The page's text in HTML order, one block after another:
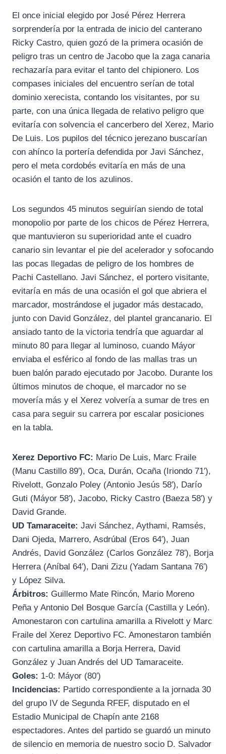
El once inicial elegido por José Pérez Herrera
sorprendería por la entrada de inicio del canterano
Ricky Castro, quien gozó de la primera ocasión de
peligro tras un centro de Jacobo que la zaga canaria
rechazaría para evitar el tanto del chipionero. Los
compases iniciales del encuentro serían de total
dominio xerecista, contando los visitantes, por su
parte, con una única llegada de relativo peligro que
evitaría con solvencia el cancerbero del Xerez, Mario
De Luis. Los pupilos del técnico jerezano buscarían
con ahínco la portería defendida por Javi Sánchez,
pero el meta cordobés evitaría en más de una
ocasión el tanto de los azulinos.
Los segundos 45 minutos seguirían siendo de total
monopolio por parte de los chicos de Pérez Herrera,
que mantuvieron su superioridad ante el cuadro
canario sin levantar el pie del acelerador y sofocando
las pocas llegadas de peligro de los hombres de
Pachi Castellano. Javi Sánchez, el portero visitante,
evitaría en más de una ocasión el gol que abriera el
marcador, mostrándose el jugador más destacado,
junto con David González, del plantel grancanario. El
ansiado tanto de la victoria tendría que aguardar al
minuto 80 para llegar al luminoso, cuando Máyor
enviaba el esférico al fondo de las mallas tras un
buen balón parado ejecutado por Jacobo. Durante los
últimos minutos de choque, el marcador no se
movería más y el Xerez volvería a sumar de tres en
casa para seguir su carrera por escalar posiciones
en la tabla.
Xerez Deportivo FC: Mario De Luis, Marc Fraile
(Manu Castillo 89′), Oca, Durán, Ocaña (Iriondo 71′),
Rivelott, Gonzalo Poley (Antonio Jesús 58′), Darío
Guti (Máyor 58′), Jacobo, Ricky Castro (Baeza 58′) y
David Grande.
UD Tamaraceite: Javi Sánchez, Aythami, Ramsés,
Dani Ojeda, Marrero, Asdrúbal (Eros 64′), Juan
Andrés, David González (Carlos González 78′), Borja
Herrera (Aníbal 64′), Dani Zizu (Yadam Santana 76′)
y López Silva.
Árbitros: Guillermo Mate Rincón, Mario Moreno
Peña y Antonio Del Bosque García (Castilla y León).
Amonestaron con cartulina amarilla a Rivelott y Marc
Fraile del Xerez Deportivo FC. Amonestaron también
con cartulina amarilla a Borja Herrera, David
González y Juan Andrés del UD Tamaraceite.
Goles: 1-0: Máyor (80′)
Incidencias: Partido correspondiente a la jornada 30
del grupo IV de Segunda RFEF, disputado en el
Estadio Municipal de Chapín ante 2168
espectadores. Antes del partido se guardó un minuto
de silencio en memoria de nuestro socio D. Salvador